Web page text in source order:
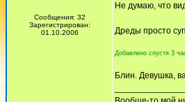
Сообщения: 32
Зарегистрирован:
01.10.2006
Не думаю, что
Дреды просто
Добавлено спустя 3
Блин. Девушка,